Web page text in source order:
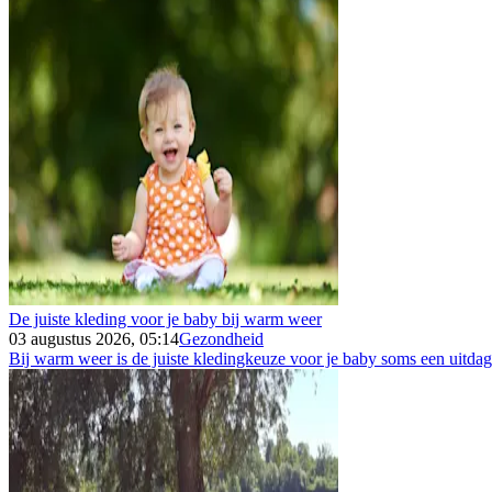
De juiste kleding voor je baby bij warm weer
03 augustus 2026, 05:14Gezondheid
Bij warm weer is de juiste kledingkeuze voor je baby soms een